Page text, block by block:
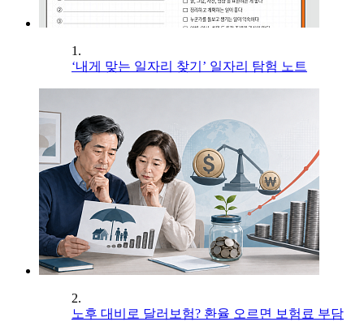
1.
‘내게 맞는 일자리 찾기’ 일자리 탐험 노트
2.
노후 대비로 달러보험? 환율 오르면 보험료 부담